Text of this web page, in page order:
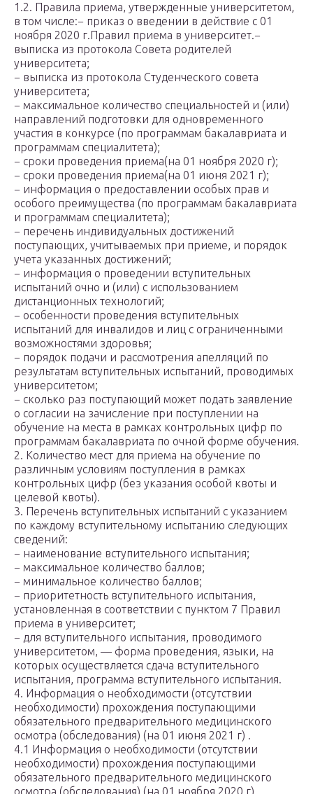
1.2. Правила приема, утвержденные университетом,
в том числе:− приказ о введении в действие с 01
ноября 2020 г.Правил приема в университет.−
выписка из протокола Совета родителей
университета;
− выписка из протокола Студенческого совета
университета;
− максимальное количество специальностей и (или)
направлений подготовки для одновременного
участия в конкурсе (по программам бакалавриата и
программам специалитета);
− сроки проведения приема(на 01 ноября 2020 г);
− сроки проведения приема(на 01 июня 2021 г);
− информация о предоставлении особых прав и
особого преимущества (по программам бакалавриата
и программам специалитета);
− перечень индивидуальных достижений
поступающих, учитываемых при приеме, и порядок
учета указанных достижений;
− информация о проведении вступительных
испытаний очно и (или) с использованием
дистанционных технологий;
− особенности проведения вступительных
испытаний для инвалидов и лиц с ограниченными
возможностями здоровья;
− порядок подачи и рассмотрения апелляций по
результатам вступительных испытаний, проводимых
университетом;
− сколько раз поступающий может подать заявление
о согласии на зачисление при поступлении на
обучение на места в рамках контрольных цифр по
программам бакалавриата по очной форме обучения.
2. Количество мест для приема на обучение по
различным условиям поступления в рамках
контрольных цифр (без указания особой квоты и
целевой квоты).
3. Перечень вступительных испытаний с указанием
по каждому вступительному испытанию следующих
сведений:
− наименование вступительного испытания;
− максимальное количество баллов;
− минимальное количество баллов;
− приоритетность вступительного испытания,
установленная в соответствии с пунктом 7 Правил
приема в университет;
− для вступительного испытания, проводимого
университетом, — форма проведения, языки, на
которых осуществляется сдача вступительного
испытания, программа вступительного испытания.
4. Информация о необходимости (отсутствии
необходимости) прохождения поступающими
обязательного предварительного медицинского
осмотра (обследования) (на 01 июня 2021 г) .
4.1 Информация о необходимости (отсутствии
необходимости) прохождения поступающими
обязательного предварительного медицинского
осмотра (обследования) (на 01 ноября 2020 г) .